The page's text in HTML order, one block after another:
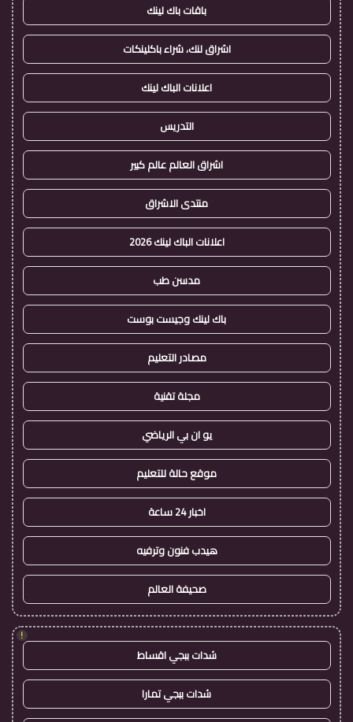
باقات باك لينك
اشراق لنك، شراء باكلينكات
اعلانات الباك لينك
التدريس
اشراق العالم عالم كبير
منتدى الاشراق
اعلانات الباك لينك 2026
مدسن طب
باك لينك وجيست بوست
مصادر التعليم
مجلة تقنية
يو ان بي الرياضي
موقع حالة للتعليم
اخبار 24 ساعة
هيدب فنون وترفيه
صحيفة العالم
!
شدات ببجي اقساط
شدات ببجي تمارا